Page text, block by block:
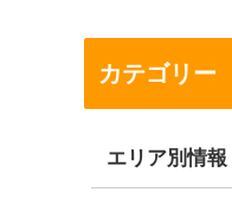
カテゴリー
エリア別情報